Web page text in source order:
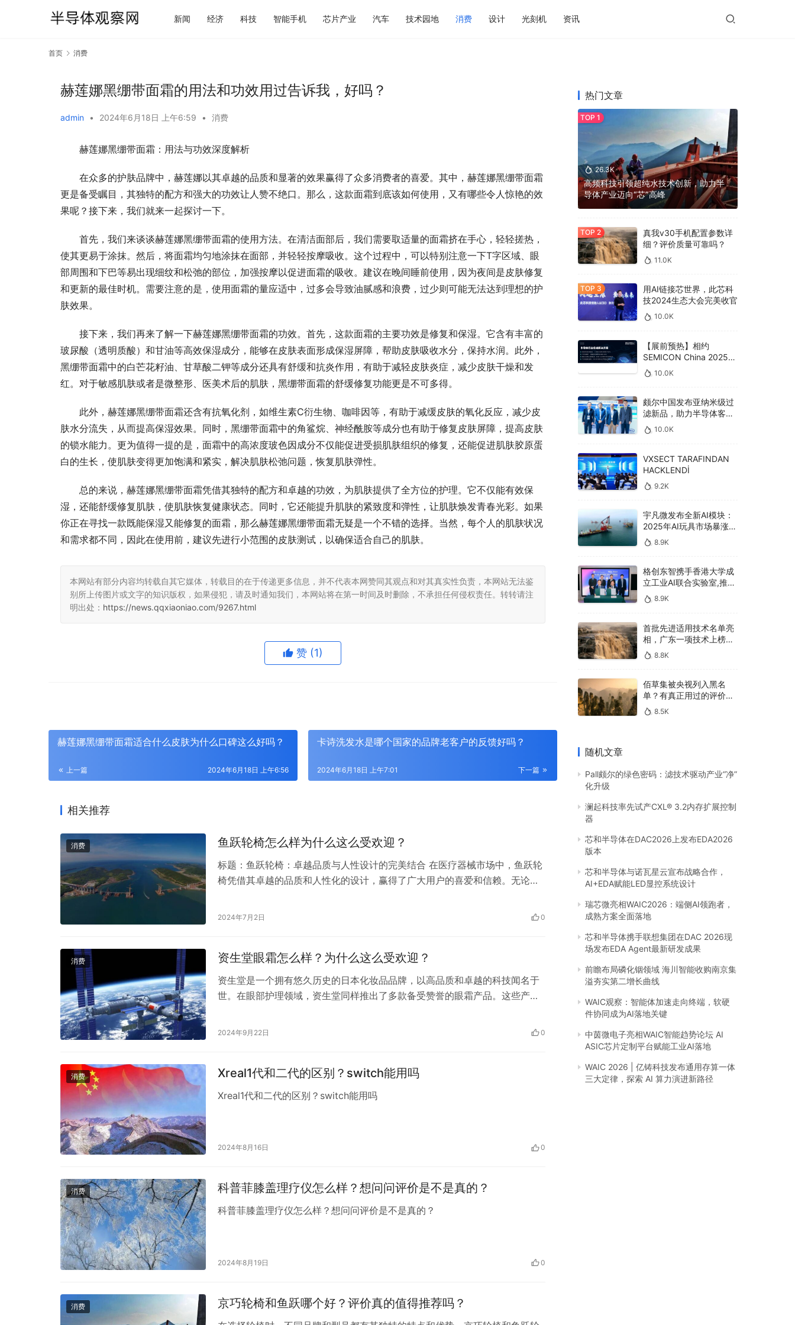
新闻 经济 科技 智能手机 芯片产业 汽车 技术园地 消费 设计 光刻机 资讯
首页 消费
赫莲娜黑绷带面霜的用法和功效用过告诉我，好吗？
admin • 2024年6月18日 上午6:59 • 消费
赫莲娜黑绷带面霜：用法与功效深度解析
在众多的护肤品牌中，赫莲娜以其卓越的品质和显著的效果赢得了众多消费者的喜爱。其中，赫莲娜黑绷带面霜
更是备受瞩目，其独特的配方和强大的功效让人赞不绝口。那么，这款面霜到底该如何使用，又有哪些令人惊艳的效
果呢？接下来，我们就来一起探讨一下。
首先，我们来谈谈赫莲娜黑绷带面霜的使用方法。在清洁面部后，我们需要取适量的面霜挤在手心，轻轻搓热，
使其更易于涂抹。然后，将面霜均匀地涂抹在面部，并轻轻按摩吸收。这个过程中，可以特别注意一下T字区域、眼
部周围和下巴等易出现细纹和松弛的部位，加强按摩以促进面霜的吸收。建议在晚间睡前使用，因为夜间是皮肤修复
和更新的最佳时机。需要注意的是，使用面霜的量应适中，过多会导致油腻感和浪费，过少则可能无法达到理想的护
肤效果。
接下来，我们再来了解一下赫莲娜黑绷带面霜的功效。首先，这款面霜的主要功效是修复和保湿。它含有丰富的
玻尿酸（透明质酸）和甘油等高效保湿成分，能够在皮肤表面形成保湿屏障，帮助皮肤吸收水分，保持水润。此外，
黑绷带面霜中的白芒花籽油、甘草酸二钾等成分还具有舒缓和抗炎作用，有助于减轻皮肤炎症，减少皮肤干燥和发
红。对于敏感肌肤或者是微整形、医美术后的肌肤，黑绷带面霜的舒缓修复功能更是不可多得。
此外，赫莲娜黑绷带面霜还含有抗氧化剂，如维生素C衍生物、咖啡因等，有助于减缓皮肤的氧化反应，减少皮
肤水分流失，从而提高保湿效果。同时，黑绷带面霜中的角鲨烷、神经酰胺等成分也有助于修复皮肤屏障，提高皮肤
的锁水能力。更为值得一提的是，面霜中的高浓度玻色因成分不仅能促进受损肌肤组织的修复，还能促进肌肤胶原蛋
白的生长，使肌肤变得更加饱满和紧实，解决肌肤松弛问题，恢复肌肤弹性。
总的来说，赫莲娜黑绷带面霜凭借其独特的配方和卓越的功效，为肌肤提供了全方位的护理。它不仅能有效保
湿，还能舒缓修复肌肤，使肌肤恢复健康状态。同时，它还能提升肌肤的紧致度和弹性，让肌肤焕发青春光彩。如果
你正在寻找一款既能保湿又能修复的面霜，那么赫莲娜黑绷带面霜无疑是一个不错的选择。当然，每个人的肌肤状况
和需求都不同，因此在使用前，建议先进行小范围的皮肤测试，以确保适合自己的肌肤。
本网站有部分内容均转载自其它媒体，转载目的在于传递更多信息，并不代表本网赞同其观点和对其真实性负责，本网站无法鉴
别所上传图片或文字的知识版权，如果侵犯，请及时通知我们，本网站将在第一时间及时删除，不承担任何侵权责任。转转请注
明出处： https://news.qqxiaoniao.com/9267.html
赞 (1)
赫莲娜黑绷带面霜适合什么皮肤为什么口碑这么好吗？
上一篇 2024年6月18日 上午6:56
卡诗洗发水是哪个国家的品牌老客户的反馈好吗？
下一篇
2024年6月18日 上午7:01
相关推荐
消费 鱼跃轮椅怎么样为什么这么受欢迎？
标题：鱼跃轮椅：卓越品质与人性设计的完美结合 在医疗器械市场中，鱼跃轮
椅凭借其卓越的品质和人性化的设计，赢得了广大用户的喜爱和信赖。无论是
便捷的出行方式。那么，鱼跃轮椅究竟有哪些独特之处，使其在市场上如此受
2024年7月2日 0
消费 资生堂眼霜怎么样？为什么这么受欢迎？
资生堂是一个拥有悠久历史的日本化妆品品牌，以高品质和卓越的科技闻名于
世。在眼部护理领域，资生堂同样推出了多款备受赞誉的眼霜产品。这些产品
黑眼圈问题。 根据不同的肤质和年龄，资生堂提供了多种眼霜选择。例如，资
2024年9月22日 0
消费 Xreal1代和二代的区别？switch能用吗
Xreal1代和二代的区别？switch能用吗
2024年8月16日 0
消费 科普菲膝盖理疗仪怎么样？想问问评价是不是真的？
科普菲膝盖理疗仪怎么样？想问问评价是不是真的？
2024年8月19日 0
消费 京巧轮椅和鱼跃哪个好？评价真的值得推荐吗？
热门文章
26.3K
高频科技引领超纯水技术创新，助力半
导体产业迈向“芯”高峰
真我v30手机配置参数详
细？评价质量可靠吗？
11.0K
用AI链接芯世界，此芯科
技2024生态大会完美收官
10.0K
【展前预热】相约
SEMICON China 2025，
德克威尔总线解决方案革
新助力半导体设备高效升
10.0K
颇尔中国发布亚纳米级过
滤新品，助力半导体客户
良率提升
10.0K
VXSECT TARAFINDAN
HACKLENDİ
9.2K
宇凡微发布全新AI模块：
2025年AI玩具市场暴涨
400亿，90%传统厂商的
生死战即将打响
8.9K
格创东智携手香港大学成
立工业AI联合实验室,推进
AMHS智能物料搬运调度
系统研发
8.9K
首批先进适用技术名单亮
相，广东一项技术上榜，
有何独特之处？
8.8K
佰草集被央视列入黑名
单？有真正用过的评价
吗？8.5K
随机文章
Pall颇尔的绿色密码：滤技术驱动产业“净”
化升级
澜起科技率先试产CXL® 3.2内存扩展控制
器
芯和半导体在DAC2026上发布EDA2026
版本
芯和半导体与诺瓦星云宣布战略合作，
AI+EDA赋能LED显控系统设计
瑞芯微亮相WAIC2026：端侧AI领跑者，
成熟方案全面落地
芯和半导体携手联想集团在DAC 2026现
场发布EDA Agent最新研发成果
前瞻布局磷化铟领域 海川智能收购南京集
溢夯实第二增长曲线
WAIC观察：智能体加速走向终端，软硬
件协同成为AI落地关键
中茵微电子亮相WAIC智能趋势论坛 AI
ASIC芯片定制平台赋能工业AI落地
WAIC 2026 | 亿铸科技发布通用存算一体
三大定律，探索 AI 算力演进新路径